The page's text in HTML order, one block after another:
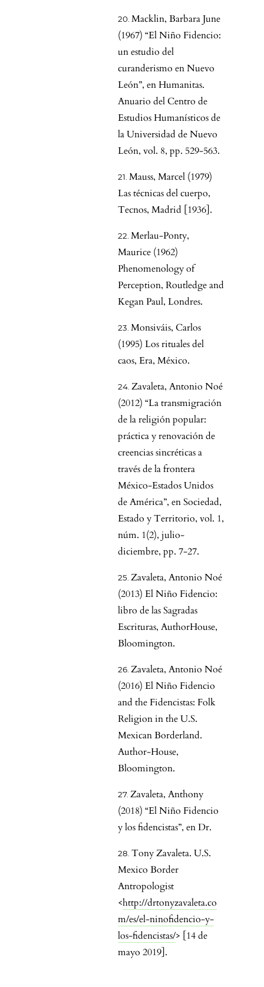
Macklin, Barbara June
(1967) “El Niño Fidencio:
un estudio del
curanderismo en Nuevo
León”, en Humanitas.
Anuario del Centro de
Estudios Humanísticos de
la Universidad de Nuevo
León, vol. 8, pp. 529-563.
Mauss, Marcel (1979)
Las técnicas del cuerpo,
Tecnos, Madrid [1936].
Merlau-Ponty,
Maurice (1962)
Phenomenology of
Perception, Routledge and
Kegan Paul, Londres.
Monsiváis, Carlos
(1995) Los rituales del
caos, Era, México.
Zavaleta, Antonio Noé
(2012) “La transmigración
de la religión popular:
práctica y renovación de
creencias sincréticas a
través de la frontera
México-Estados Unidos
de América”, en Sociedad,
Estado y Territorio, vol. 1,
núm. 1(2), julio-
diciembre, pp. 7-27.
Zavaleta, Antonio Noé
(2013) El Niño Fidencio:
libro de las Sagradas
Escrituras, AuthorHouse,
Bloomington.
Zavaleta, Antonio Noé
(2016) El Niño Fidencio
and the Fidencistas: Folk
Religion in the U.S.
Mexican Borderland.
Author-House,
Bloomington.
Zavaleta, Anthony
(2018) “El Niño Fidencio
y los fidencistas”, en Dr.
Tony Zavaleta. U.S.
Mexico Border
Antropologist
<http://drtonyzavaleta.co
m/es/el-ninofidencio-y-
los-fidencistas/> [14 de
mayo 2019].